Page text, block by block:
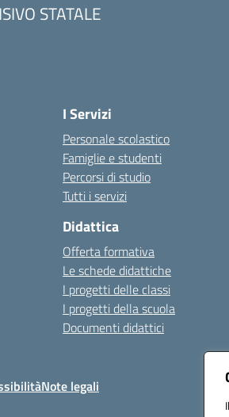
STATALE
I Servizi
Personale scolastico
Famiglie e studenti
Percorsi di studio
Tutti i servizi
Didattica
Offerta formativa
Le schede didattiche
I progetti delle classi
I progetti della scuola
Documenti didattici
Note legali